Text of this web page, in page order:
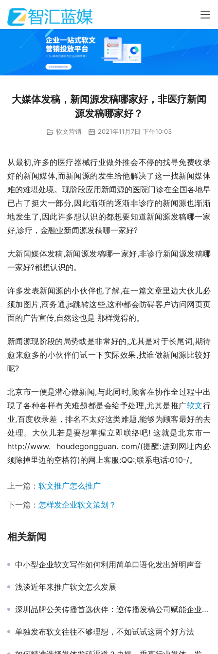
大媒体发稿，新闻源发稿哪家好，非医疗新闻
源发稿哪家好？
软文营销 2021年11月7日 下午10:03
从最初,许多的医疗器械行业做外推会不停的找寻免费收录
好的新闻媒体,而新闻源的发生给他解决了这一找新闻媒体
难的难堪处境。现阶段应用新闻源的医院门诊在全国各地早
已占了挺大一部分,因此渐渐的逐渐非诊疗的新闻源也渐渐
地发生了,因此许多想认识的都想要知道新闻源发稿哪一家
好,诊疗，金融业新闻源发稿哪一家好?
大新闻媒体发稿,新闻源发稿哪一家好,非诊疗新闻源发稿哪
一家好?都想认识的。
许多发表新闻源的小伙伴也了解,在一篇文章里边大伙儿必
须加图片,商务通,js跳转这些,这种都会防碍客户访问网页页
面的广告宣传,自然这也是 那样觉得的。
新闻源现阶段的局势或是非常好的,尤其是对于长尾词,期待
愈来愈多的小伙伴们试一下实际效果,找谁做新闻源比较好
呢?
北京市一便是潜心做新闻,与此同时,顾客在协作全过程中出
現了各种各样有关难题都是会给予处理,尤其是推广软文行
业,百度收录差，排名不太好这类难题,能够为顾客最好的去
处理。大伙儿若是要想掌握立即联络吧! 这就是北京市一
http://www.  houdegongguan. com/(提醒:进到网址内必
须除掉里边的空格符)的网上客服:QQ:;联系电话:010-/。
上一篇： 软文推广怎么推广
下一篇： 怎样发企业软文策划？
相关新闻
中小型企业软文写作如何利用简单口语化发出鲜明声音
浅谈近年来推广软文怎么发展
深圳品牌公关传播首选伙伴：逆传播发稿公司赋能企业影响力跃升
单独发布软文往往不够理想，不如试试这两个好方法